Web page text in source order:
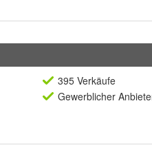
395 Verkäufe
Gewerblicher